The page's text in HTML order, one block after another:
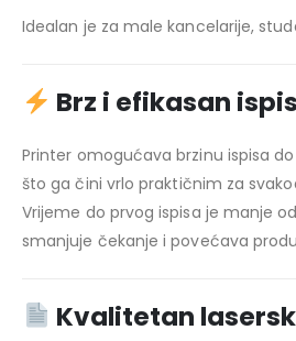
Idealan je za male kancelarije,
Brz i efikasan ispis
Printer omogućava brzinu ispisa
što ga čini vrlo praktičnim za
Vrijeme do prvog ispisa je manje
smanjuje čekanje i povećava
Kvalitetan